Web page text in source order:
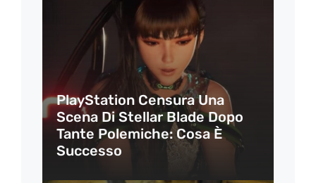
PlayStation Censura Una
Scena Di Stellar Blade Dopo
Tante Polemiche: Cosa È
Successo